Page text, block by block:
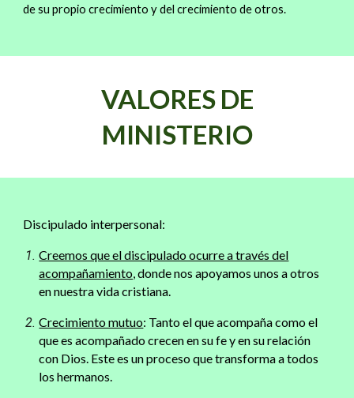
de su propio crecimiento y del crecimiento de otros.
VALORES DE
MINISTERIO
Discipulado interpersonal:
Creemos que el discipulado ocurre a través del
acompañamiento,donde nos apoyamos unos a otros
en nuestra vida cristiana.
Crecimiento mutuo: Tanto el que acompaña como el
que es acompañado crecen en su fe y en su relación
con Dios. Este es un proceso que transforma a todos
los hermanos.